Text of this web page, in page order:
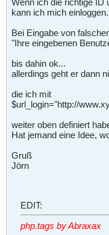
kann ich mich einloggen.
Bei Eingabe von
"Ihre eingebenen
bis dahin ok...
allerdings geht er dann
die ich mit
$url_login="http://
weiter oben definiert
Hat jemand eine Idee,
Gruß
Jörn
EDIT:
php.tags by Abraxax